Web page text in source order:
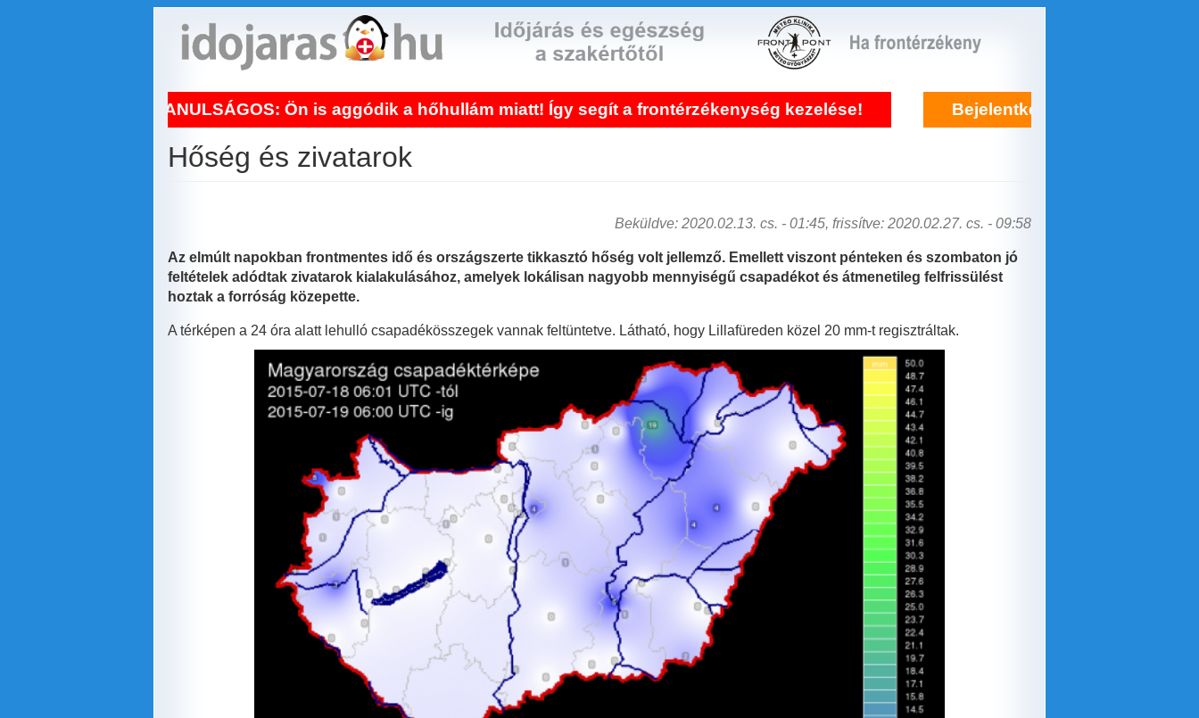
TANULSÁGOS: Ön is aggódik a hőhullám miatt! Így segít a frontérzékenység kezelése! Bejelentkezés frontérzékenység kezelésére itt!
Hőség és zivatarok
Beküldve: 2020.02.13. cs. - 01:45, frissítve: 2020.02.27. cs. - 09:58
Az elmúlt napokban frontmentes idő és országszerte tikkasztó hőség volt jellemző. Emellett viszont pénteken és szombaton jó
feltételek adódtak zivatarok kialakulásához, amelyek lokálisan nagyobb mennyiségű csapadékot és átmenetileg felfrissülést
hoztak a forróság közepette.
A térképen a 24 óra alatt lehulló csapadékösszegek vannak feltüntetve. Látható, hogy Lillafüreden közel 20 mm-t regisztráltak.